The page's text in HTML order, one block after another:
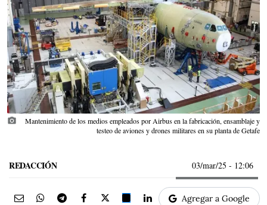
photo_camera
Mantenimiento de los medios empleados por Airbus en la fabricación, ensamblaje y
testeo de aviones y drones militares en su planta de Getafe
REDACCIÓN 03/mar/25 - 12:06
Agregar a Google